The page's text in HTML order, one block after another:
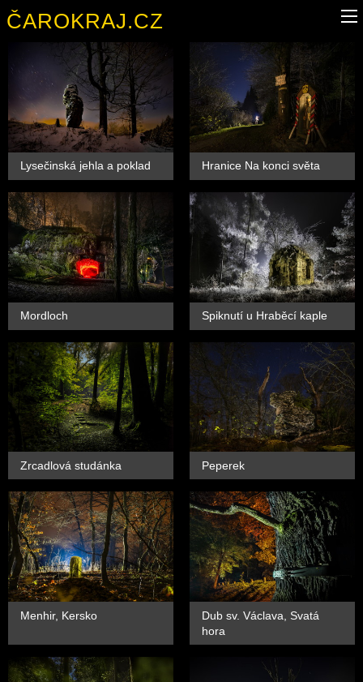
ČAROKRAJ.CZ
Lysečinská jehla a poklad Hranice Na konci světa
Mordloch Spiknutí u Hraběcí kaple
Zrcadlová studánka Peperek
Menhir, Kersko
Dub sv. Václava, Svatá
hora